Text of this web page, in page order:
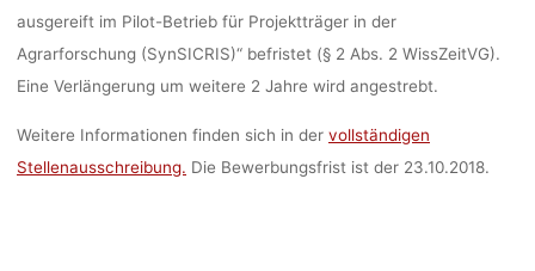
dests
ausgereift im Pilot-Betrieb für Projektträger in der
Agrarforschung (SynSICRIS)“ befristet (§ 2 Abs. 2 WissZeitVG).
Eine Verlängerung um weitere 2 Jahre wird angestrebt.
Weitere Informationen finden sich in der vollständigen
Stellenausschreibung. Die Bewerbungsfrist ist der 23.10.2018.